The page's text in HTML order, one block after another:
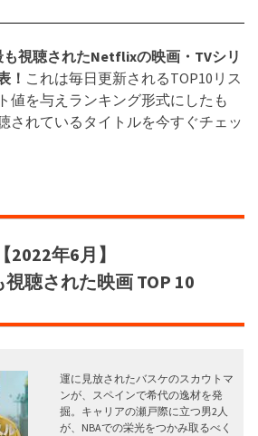
も視聴されたNetflixの映画・TVシリ
！ これは毎日更新されるTOP10リス
値を与えランキング形式にしたも
されているタイトルを今すぐチェッ
【2022年6月】
聴された映画 TOP 10
運に見放されたバスケのスカウトマ
ンが、スペインで希代の逸材を発
掘。キャリアの瀬戸際に立つ男2人
が、NBAでの栄光をつかみ取るべく